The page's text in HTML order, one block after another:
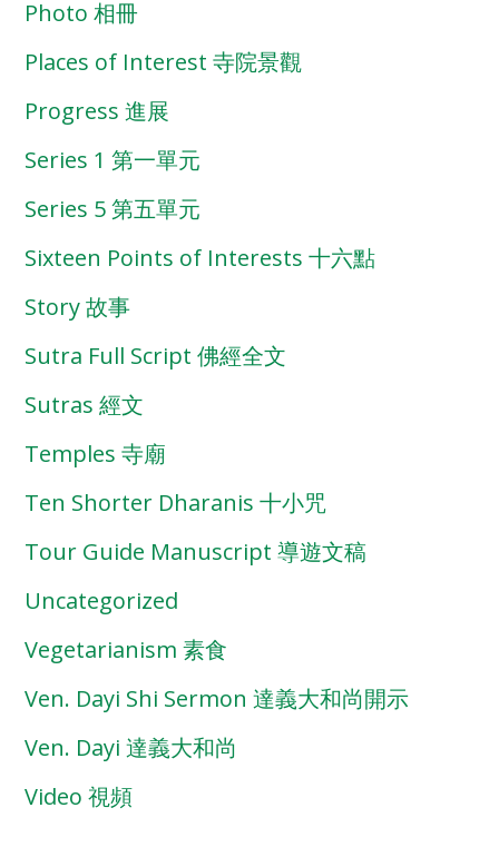
Photo 相冊
Places of Interest 寺院景觀
Progress 進展
Series 1 第一單元
Series 5 第五單元
Sixteen Points of Interests 十六點
Story 故事
Sutra Full Script 佛經全文
Sutras 經文
Temples 寺廟
Ten Shorter Dharanis 十小咒
Tour Guide Manuscript 導遊文稿
Uncategorized
Vegetarianism 素食
Ven. Dayi Shi Sermon 達義大和尚開示
Ven. Dayi 達義大和尚
Video 視頻